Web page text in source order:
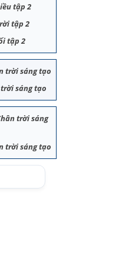
tập 2
tập 2
tập 2
trời sáng tạo
trời sáng tạo
trời sáng
trời sáng tạo